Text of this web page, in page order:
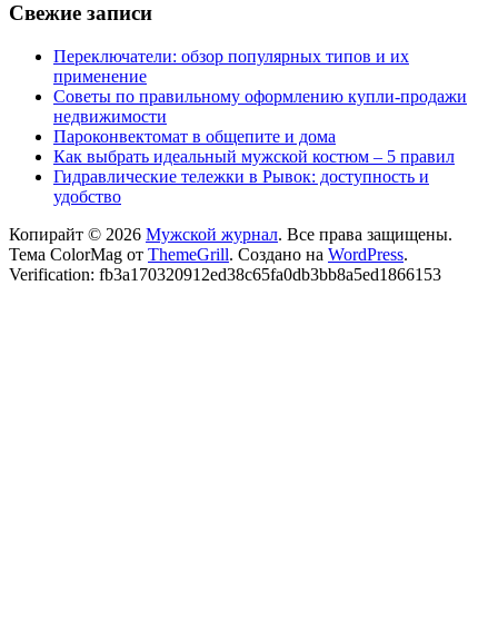
Свежие записи
Переключатели: обзор популярных типов и их
применение
Советы по правильному оформлению купли-продажи
недвижимости
Пароконвектомат в общепите и дома
Как выбрать идеальный мужской костюм – 5 правил
Гидравлические тележки в Рывок: доступность и
удобство
Копирайт © 2026 Мужской журнал. Все права защищены.
Тема ColorMag от ThemeGrill. Создано на WordPress.
Verification: fb3a170320912ed38c65fa0db3bb8a5ed1866153